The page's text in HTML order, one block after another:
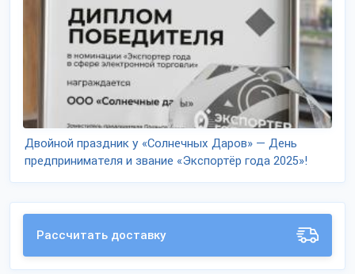
Двойной праздник у «Солнечных Даров» — День
предпринимателя и звание «Экспортёр года 2025»!
Рассчитать доставку